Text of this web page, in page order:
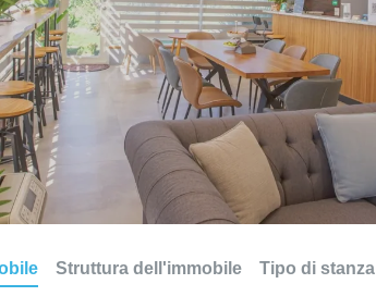
Struttura dell'immobile Tipo di stanza